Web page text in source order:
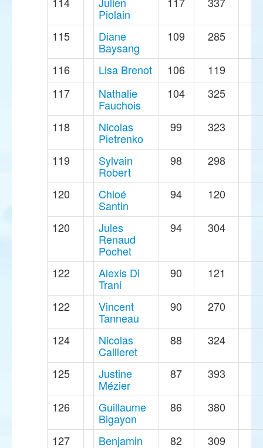
Piolain
115 Diane
Baysang
109 285
116 Lisa Brenot 106
119
117
Nathalie
Fauchois
104 325
118 Nicolas
Pietrenko
99 323
119 Sylvain
Robert
98 298
120 Chloé
Santin
94 120
120 Jules
Renaud
Pochet
94 304
122 Alexis Di
Trani
90 121
122 Vincent
Tanneau
90 270
124 Nicolas
Cailleret
88 324
125 Justine
Mézier
87 393
126 Guillaume
Bigayon
86 380
127 Benjamin 82 309